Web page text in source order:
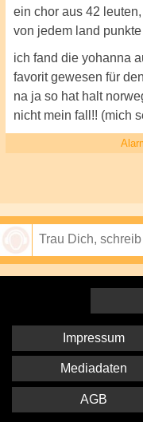
ein chor aus 42
von jedem land punkte
ich fand die yohanna
favorit gewesen für
na ja so hat halt
nicht mein fall!! (mich
Impressum
Mediadaten
AGB